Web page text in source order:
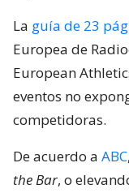
La guía de 23
Europea de
European
eventos no
competidoras.
De acuerdo a ABC
the Bar, o